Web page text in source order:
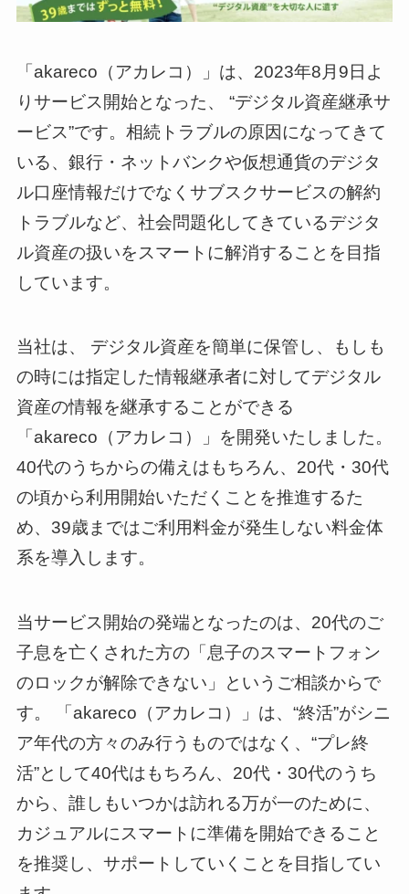
「akareco（アカレコ）」は、2023年8月9日よ
りサービス開始となった、 “デジタル資産継承サ
ービス”です。相続トラブルの原因になってきて
いる、銀行・ネットバンクや仮想通貨のデジタ
ル口座情報だけでなくサブスクサービスの解約
トラブルなど、社会問題化してきているデジタ
ル資産の扱いをスマートに解消することを目指
しています。
当社は、 デジタル資産を簡単に保管し、もしも
の時には指定した情報継承者に対してデジタル
資産の情報を継承することができる
「akareco（アカレコ）」を開発いたしました。
40代のうちからの備えはもちろん、20代・30代
の頃から利用開始いただくことを推進するた
め、39歳まではご利用料金が発生しない料金体
系を導入します。
当サービス開始の発端となったのは、20代のご
子息を亡くされた方の「息子のスマートフォン
のロックが解除できない」というご相談からで
す。 「akareco（アカレコ）」は、“終活”がシニ
ア年代の方々のみ行うものではなく、“プレ終
活”として40代はもちろん、20代・30代のうち
から、誰しもいつかは訪れる万が一のために、
カジュアルにスマートに準備を開始できること
を推奨し、サポートしていくことを目指してい